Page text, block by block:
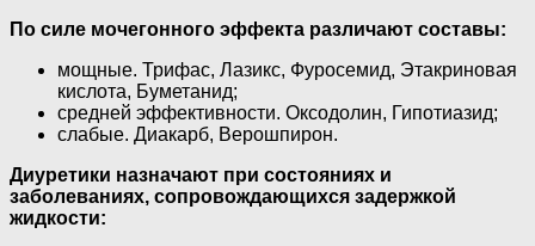
По силе мочегонного эффекта различают составы:
мощные. Трифас, Лазикс, Фуросемид, Этакриновая
кислота, Буметанид;
средней эффективности. Оксодолин, Гипотиазид;
слабые. Диакарб, Верошпирон.
Диуретики назначают при состояниях и
заболеваниях, сопровождающихся задержкой
жидкости: